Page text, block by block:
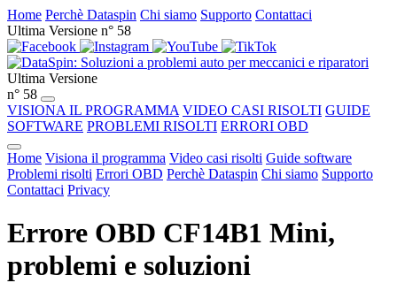
Home Perchè Dataspin Chi siamo Supporto Contattaci
Ultima Versione n° 58
Ultima Versione
n° 58
VISIONA IL PROGRAMMA VIDEO CASI RISOLTI GUIDE
SOFTWARE PROBLEMI RISOLTI ERRORI OBD
Home Visiona il programma Video casi risolti Guide software
Problemi risolti Errori OBD Perchè Dataspin Chi siamo Supporto
Contattaci Privacy
Errore OBD CF14B1 Mini,
problemi e soluzioni